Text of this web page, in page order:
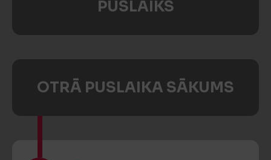
PUSLAIKS
OTRĀ PUSLAIKA SĀKUMS